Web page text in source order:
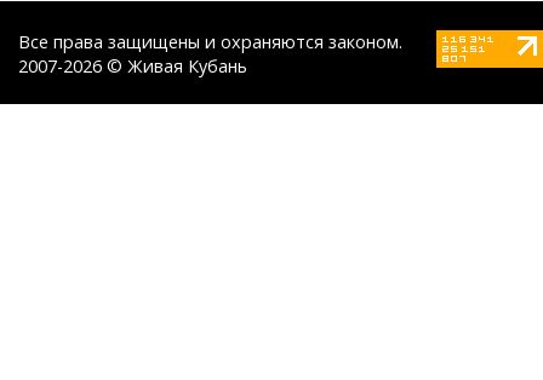
Все права защищены и охраняются законом.
2007-2026 © Живая Кубань